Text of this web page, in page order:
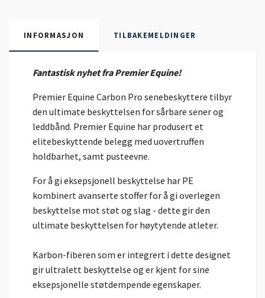
INFORMASJON TILBAKEMELDINGER
Fantastisk nyhet fra Premier Equine!
Premier Equine Carbon Pro senebeskyttere tilbyr
den ultimate beskyttelsen for sårbare sener og
leddbånd. Premier Equine har produsert et
elitebeskyttende belegg med uovertruffen
holdbarhet, samt pusteevne.
For å gi eksepsjonell beskyttelse har PE
kombinert avanserte stoffer for å gi overlegen
beskyttelse mot støt og slag - dette gir den
ultimate beskyttelsen for høytytende atleter.
Karbon-fiberen som er integrert i dette designet
gir ultralett beskyttelse og er kjent for sine
eksepsjonelle støtdempende egenskaper.